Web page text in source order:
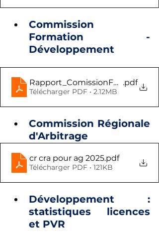
Commission
Formation -
Développement
.pdf
Télécharger PDF • 2.12MB
Commission Régionale
d'Arbitrage
cr cra pour ag 2025.pdf
Télécharger PDF • 121KB
Développement :
statistiques licences
et PVR